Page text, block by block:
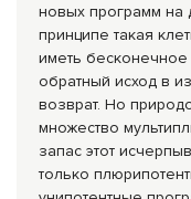
новых программ на
принципе такая
иметь бесконечное
обратный исход в
возврат. Но
множество
запас этот
только